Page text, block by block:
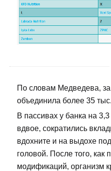
По словам Медведева, за
объединила более 35 тыс.
В пассивах у банка на
вдвое, сократились
вдохните и на выдохе
головой. После того,
модификаций, организм